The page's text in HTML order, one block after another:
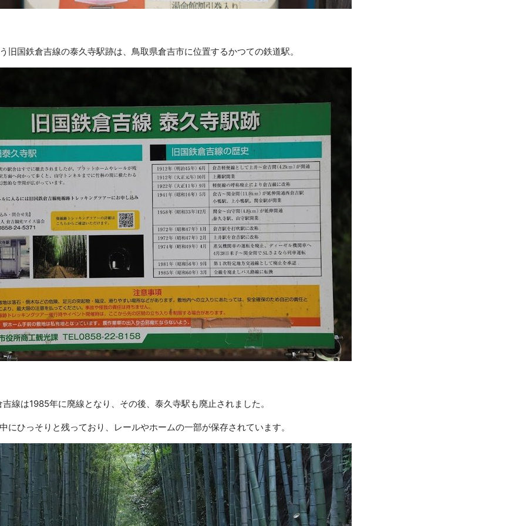
旧国鉄倉吉線の泰久寺駅跡は、鳥取県倉吉市に位置するかつての鉄道駅。
吉線は1985年に廃線となり、その後、泰久寺駅も廃止されました。
にひっそりと残っており、レールやホームの一部が保存されています。